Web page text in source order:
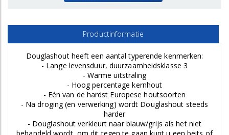
Productinformatie
Douglashout heeft een aantal typerende kenmerken:
- Lange levensduur, duurzaamheidsklasse 3
- Warme uitstraling
- Hoog percentage kernhout
- Eén van de hardst Europese houtsoorten
- Na droging (en verwerking) wordt Douglashout steeds
harder
- Douglashout verkleurt naar blauw/grijs als het niet